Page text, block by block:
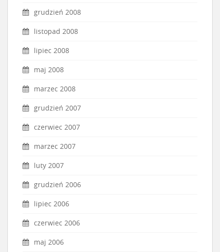
grudzień 2008
listopad 2008
lipiec 2008
maj 2008
marzec 2008
grudzień 2007
czerwiec 2007
marzec 2007
luty 2007
grudzień 2006
lipiec 2006
czerwiec 2006
maj 2006